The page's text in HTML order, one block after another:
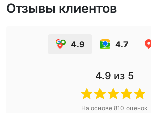
Отзывы клиентов
4.9 4.7
4.9 из 5
На основе 810 оценок